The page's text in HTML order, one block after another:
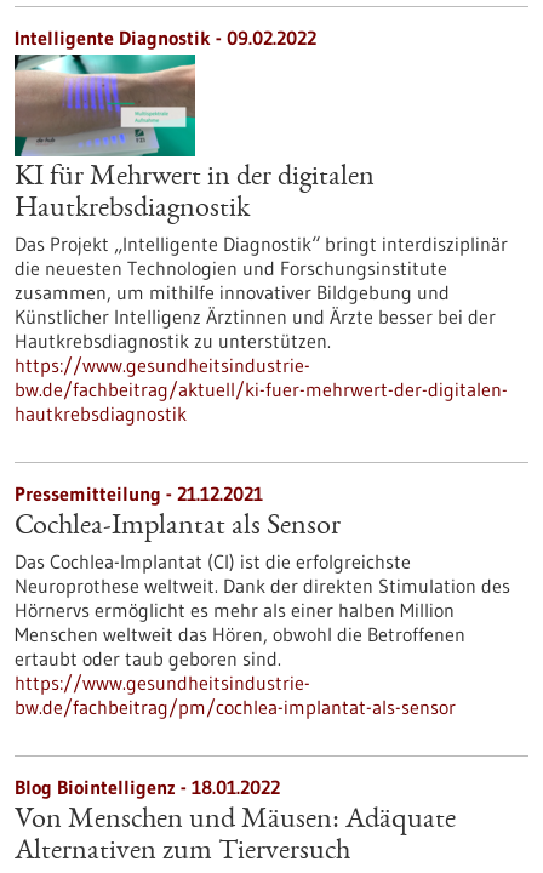
Intelligente Diagnostik - 09.02.2022
KI für Mehrwert in der digitalen
Hautkrebsdiagnostik
Das Projekt „Intelligente Diagnostik“ bringt interdisziplinär
die neuesten Technologien und Forschungsinstitute
zusammen, um mithilfe innovativer Bildgebung und
Künstlicher Intelligenz Ärztinnen und Ärzte besser bei der
Hautkrebsdiagnostik zu unterstützen.
https://www.gesundheitsindustrie-
bw.de/fachbeitrag/aktuell/ki-fuer-mehrwert-der-digitalen-
hautkrebsdiagnostik
Pressemitteilung - 21.12.2021
Cochlea-Implantat als Sensor
Das Cochlea-Implantat (CI) ist die erfolgreichste
Neuroprothese weltweit. Dank der direkten Stimulation des
Hörnervs ermöglicht es mehr als einer halben Million
Menschen weltweit das Hören, obwohl die Betroffenen
ertaubt oder taub geboren sind.
https://www.gesundheitsindustrie-
bw.de/fachbeitrag/pm/cochlea-implantat-als-sensor
Blog Biointelligenz - 18.01.2022
Von Menschen und Mäusen: Adäquate
Alternativen zum Tierversuch